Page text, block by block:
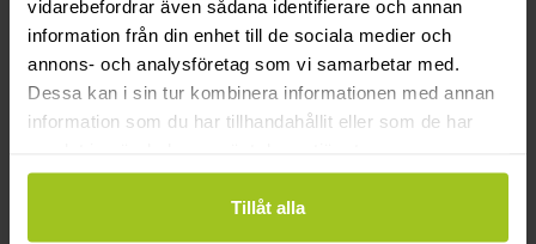
vidarebefordrar även sådana identifierare och annan
information från din enhet till de sociala medier och
annons- och analysföretag som vi samarbetar med.
Dessa kan i sin tur kombinera informationen med annan
information som du har tillhandahållit eller som de har
Tillåt alla